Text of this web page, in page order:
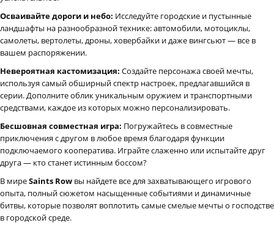
Осваивайте дороги и небо: Исследуйте городские и пустынные
ландшафты на разнообразной технике: автомобили, мотоциклы,
самолеты, вертолеты, дроны, ховербайки и даже вингсьют — все в
вашем распоряжении.
Невероятная кастомизация: Создайте персонажа своей мечты,
используя самый обширный спектр настроек, предлагавшийся в
серии. Дополните облик уникальным оружием и транспортными
средствами, каждое из которых можно персонализировать.
Бесшовная совместная игра: Погружайтесь в совместные
приключения с другом в любое время благодаря функции
подключаемого кооператива. Играйте слаженно или испытайте друг
друга — кто станет истинным боссом?
В миреSaints Row вы найдете все для захватывающего игрового
опыта, полный сюжетом насыщенные событиями и динамичные
битвы, которые позволят воплотить самые смелые мечты о господстве
в городской среде.